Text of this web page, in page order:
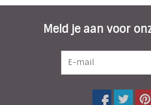
Meld je aan voor